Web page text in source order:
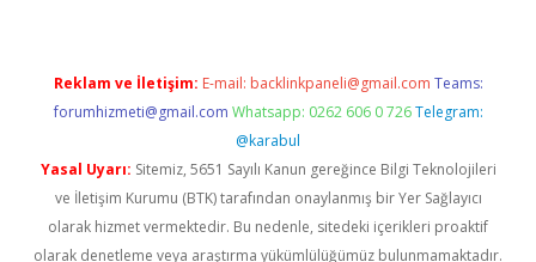
Reklam ve İletişim: E-mail: backlinkpaneli@gmail.com Teams:
forumhizmeti@gmail.com Whatsapp: 0262 606 0 726 Telegram:
@karabul
Yasal Uyarı: Sitemiz, 5651 Sayılı Kanun gereğince Bilgi Teknolojileri
ve İletişim Kurumu (BTK) tarafından onaylanmış bir Yer Sağlayıcı
olarak hizmet vermektedir. Bu nedenle, sitedeki içerikleri proaktif
olarak denetleme veya araştırma yükümlülüğümüz bulunmamaktadır.